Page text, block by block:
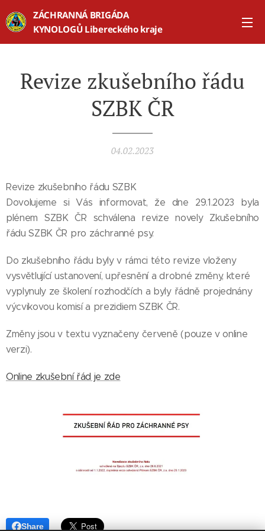
ZÁCHRANNÁ BRIGÁDA
KYNOLOGŮ Libereckého kraje
Revize zkušebního řádu
SZBK ČR
04.02.2023
Revize zkušebního řádu SZBK
Dovolujeme si Vás informovat, že dne 29.1.2023 byla
plénem SZBK ČR schválena revize novely Zkušebního
řádu SZBK ČR pro záchranné psy.
Do zkušebního řádu byly v rámci této revize vloženy
vysvětlující ustanovení, upřesnění a drobné změny, které
vyplynuly ze školení rozhodčích a byly řádně projednány
výcvikovou komisí a prezidiem SZBK ČR.
Změny jsou v textu vyznačeny červeně (pouze v online
verzi).
Online zkušební řád je zde
Share